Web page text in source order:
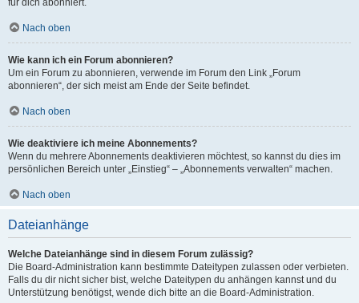
für dich abonniert.
Nach oben
Wie kann ich ein Forum abonnieren?
Um ein Forum zu abonnieren, verwende im Forum den Link „Forum
abonnieren“, der sich meist am Ende der Seite befindet.
Nach oben
Wie deaktiviere ich meine Abonnements?
Wenn du mehrere Abonnements deaktivieren möchtest, so kannst du dies im
persönlichen Bereich unter „Einstieg“ – „Abonnements verwalten“ machen.
Nach oben
Dateianhänge
Welche Dateianhänge sind in diesem Forum zulässig?
Die Board-Administration kann bestimmte Dateitypen zulassen oder verbieten.
Falls du dir nicht sicher bist, welche Dateitypen du anhängen kannst und du
Unterstützung benötigst, wende dich bitte an die Board-Administration.